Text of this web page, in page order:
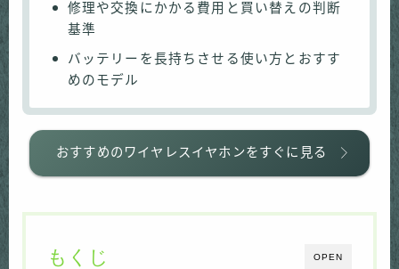
修理や交換にかかる費用と買い替えの判断
基準
バッテリーを長持ちさせる使い方とおすす
めのモデル
おすすめのワイヤレスイヤホンをすぐに見る
OPEN
もくじ